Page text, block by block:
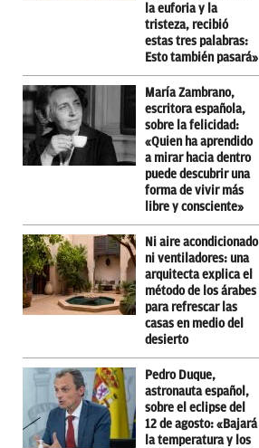
la euforia y la
tristeza, recibió
estas tres palabras:
Esto también pasará»
María Zambrano,
escritora española,
sobre la felicidad:
«Quien ha aprendido
a mirar hacia dentro
puede descubrir una
forma de vivir más
libre y consciente»
Ni aire acondicionado
ni ventiladores: una
arquitecta explica el
método de los árabes
para refrescar las
casas en medio del
desierto
Pedro Duque,
astronauta español,
sobre el eclipse del
12 de agosto: «Bajará
la temperatura y los